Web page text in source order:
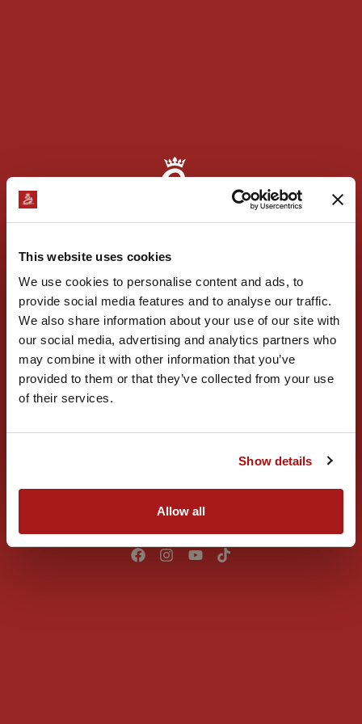
This website uses cookies
We use cookies to personalise content and ads, to
provide social media features and to analyse our traffic.
We also share information about your use of our site with
our social media, advertising and analytics partners who
may combine it with other information that you’ve
provided to them or that they’ve collected from your use
of their services.
Show details
Allow all
Mulțumim pentru mesaj.
Cererea ta a ajuns la noi. Revenim în cel mai scurt timp
cu toate detaliile, pentru ca experiența ta la Domeniile
Martinutzi să fie exact așa cum ți-o imaginezi.
Oktoberfest 2026